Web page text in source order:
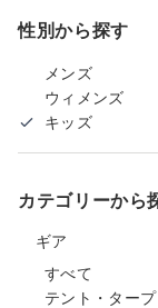
性別から探す
メンズ
ウィメンズ
キッズ
カテゴリーから
ギア
すべて
テント・ター